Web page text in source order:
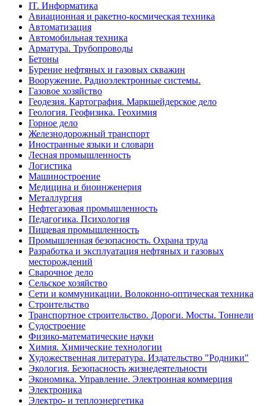
IT. Информатика
Авиационная и ракетно-космическая техника
Автоматизация
Автомобильная техника
Арматура. Трубопроводы
Бетоны
Бурение нефтяных и газовых скважин
Вооружение. Радиоэлектронные системы.
Газовое хозяйство
Геодезия. Картография. Маркшейдерское дело
Геология. Геофизика. Геохимия
Горное дело
Железнодорожный транспорт
Иностранные языки и словари
Лесная промышленность
Логистика
Машиностроение
Медицина и биоинженерия
Металлургия
Нефтегазовая промышленность
Педагогика. Психология
Пищевая промышленность
Промышленная безопасность. Охрана труда
Разработка и эксплуатация нефтяных и газовых
месторождений
Сварочное дело
Сельское хозяйство
Сети и коммуникации. Волоконно-оптическая техника
Строительство
Транспортное строительство. Дороги. Мосты. Тоннели
Судостроение
Физико-математические науки
Химия. Химические технологии
Художественная литература. Издательство "Родники"
Экология. Безопасность жизнедеятельности
Экономика. Управление. Электронная коммерция
Электроника
Электро- и теплоэнергетика